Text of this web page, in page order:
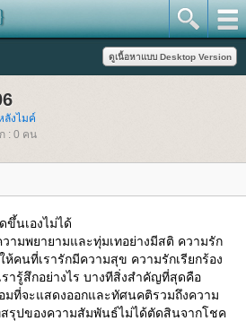
ลังไมค์
: 0 คน
ขึ้นเองไม่ได้
ามพยายามและทุ่มเทอย่างมีสติ ความรัก
ห้คนที่เรารักมีความสุข ความรักเรียกร้อง
ารู้สึกอย่างไร บางทีสิ่งสำคัญที่สุดคือ
มที่จะแสดงออกและทัศนคติรวมถึงความ
รุปของความสัมพันธ์ไม่ได้ตัดสินจากโชค